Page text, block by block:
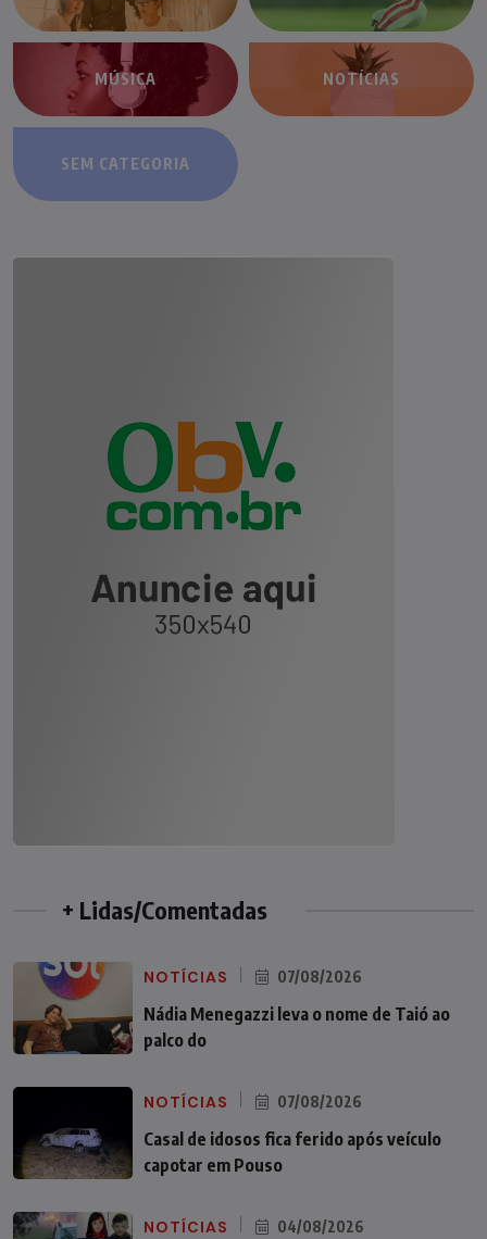
MÚSICA NOTÍCIAS
SEM CATEGORIA
+ Lidas/Comentadas
NOTÍCIAS 07/08/2026
Nádia Menegazzi leva o nome de Taió ao
palco do
NOTÍCIAS 07/08/2026
Casal de idosos fica ferido após veículo
capotar em Pouso
NOTÍCIAS 04/08/2026